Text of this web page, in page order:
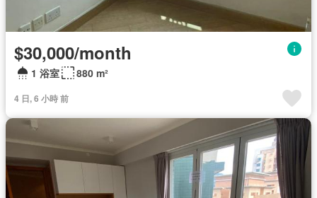
$30,000/month
1 浴室 880 m²
4 日, 6 小時 前